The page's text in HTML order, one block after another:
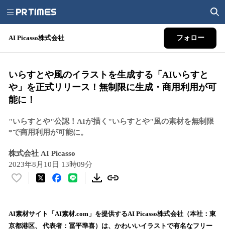
AI Picasso株式会社 フォロー
いらすとや風のイラストを生成する「AIいらすと
や」を正式リリース！無制限に生成・商用利用が可
能に！
"いらすとや"公認！AIが描く"いらすとや"風の素材を無制限
*で商用利用が可能に。
株式会社 AI Picasso
2023年8月10日 13時09分
い
！
数
AI素材サイト「AI素材.com」を提供するAI Picasso株式会社（本社：東
京都港区、 代表者：冨平準喜）は、かわいいイラストで有名なフリー